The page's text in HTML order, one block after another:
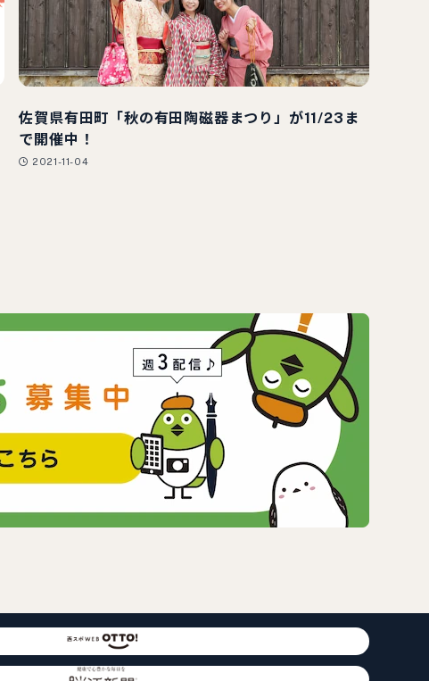
佐賀県有田町「秋の有田陶磁器まつり」が11/23ま
で開催中！
2021-11-04